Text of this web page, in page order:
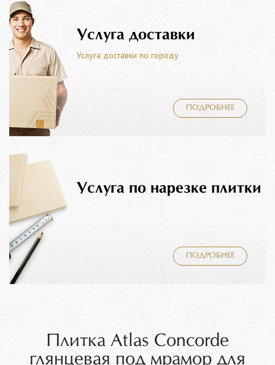
Услуга доставки
Услуга доставки по городу
ПОДРОБНЕЕ
Услуга по нарезке плитки
ПОДРОБНЕЕ
Плитка Atlas Concorde
глянцевая под мрамор для